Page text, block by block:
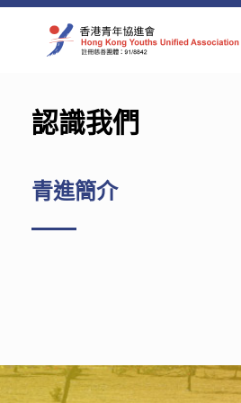
Skip
認識我們
青進簡介